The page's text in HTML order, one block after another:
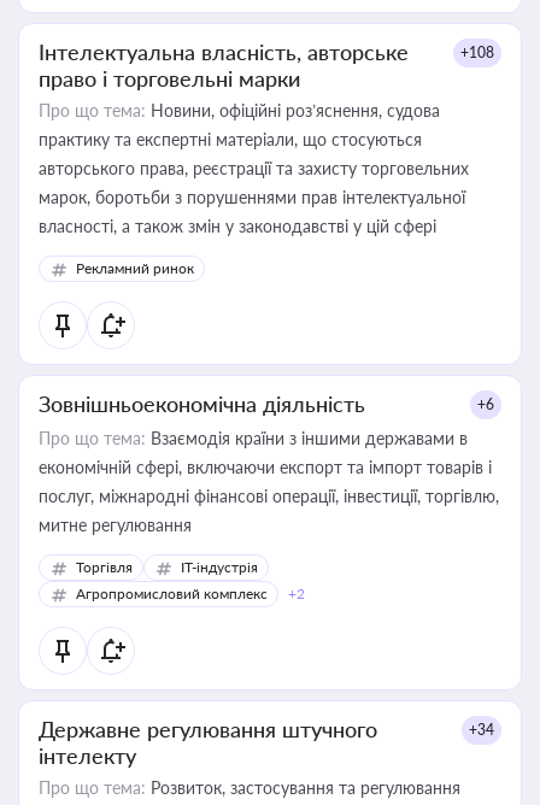
Інтелектуальна власність, авторське
право і торговельні марки
+108
Про що тема: Новини, офіційні роз’яснення, судова
практику та експертні матеріали, що стосуються
авторського права, реєстрації та захисту торговельних
марок, боротьби з порушеннями прав інтелектуальної
власності, а також змін у законодавстві у цій сфері
Рекламний ринок
Зовнішньоекономічна діяльність +6
Про що тема: Взаємодія країни з іншими державами в
економічній сфері, включаючи експорт та імпорт товарів і
послуг, міжнародні фінансові операції, інвестиції, торгівлю,
митне регулювання
Торгівля
IT-індустрія
Агропромисловий комплекс
+2
Державне регулювання штучного
інтелекту
+34
Про що тема: Розвиток, застосування та регулювання